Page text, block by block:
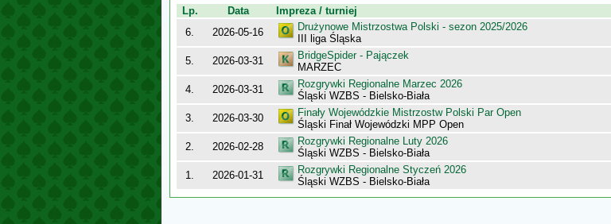
Lp. Data Impreza / turniej
6.
2026-05-16
Drużynowe Mistrzostwa Polski - sezon 2025/2026
III liga Śląska
5. 2026-03-31
BridgeSpider - Pajączek
MARZEC
4. 2026-03-31
Rozgrywki Regionalne Marzec 2026
Śląski WZBS - Bielsko-Biała
3. 2026-03-30
Finały Wojewódzkie Mistrzostw Polski Par Open
Śląski Finał Wojewódzki MPP Open
2. 2026-02-28
Rozgrywki Regionalne Luty 2026
Śląski WZBS - Bielsko-Biała
1. 2026-01-31
Rozgrywki Regionalne Styczeń 2026
Śląski WZBS - Bielsko-Biała